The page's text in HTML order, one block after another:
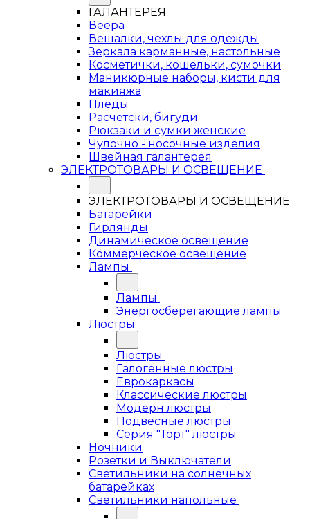
ГАЛАНТЕРЕЯ
Веера
Вешалки, чехлы для одежды
Зеркала карманные, настольные
Косметички, кошельки, сумочки
Маникюрные наборы, кисти для
макияжа
Пледы
Расчетски, бигуди
Рюкзаки и сумки женские
Чулочно - носочные изделия
Швейная галантерея
ЭЛЕКТРОТОВАРЫ И ОСВЕЩЕНИЕ
ЭЛЕКТРОТОВАРЫ И ОСВЕЩЕНИЕ
Батарейки
Гирлянды
Динамическое освещение
Коммерческое освещение
Лампы
Лампы
Энергосберегающие лампы
Люстры
Люстры
Галогенные люстры
Еврокаркасы
Классические люстры
Модерн люстры
Подвесные люстры
Серия "Торт" люстры
Ночники
Розетки и Выключатели
Светильники на солнечных
батарейках
Светильники напольные